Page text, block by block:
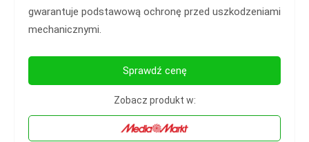
gwarantuje podstawową ochronę przed uszkodzeniami
mechanicznymi.
Sprawdź cenę
Zobacz produkt w: